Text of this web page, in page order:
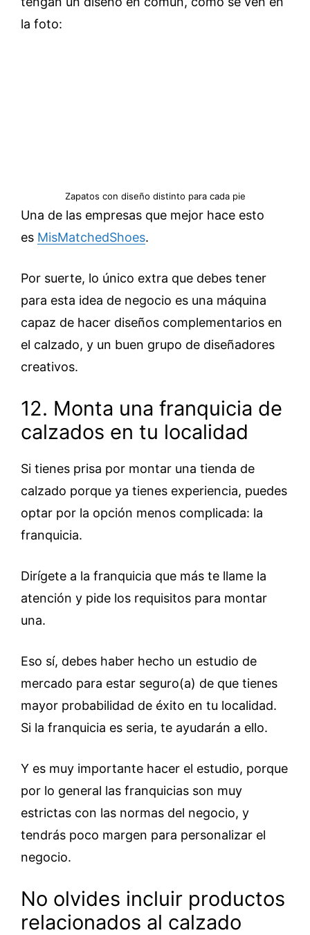
la foto:
Zapatos con diseño distinto para cada pie
Una de las empresas que mejor hace esto
es MisMatchedShoes.
Por suerte, lo único extra que debes tener
para esta idea de negocio es una máquina
capaz de hacer diseños complementarios en
el calzado, y un buen grupo de diseñadores
creativos.
12. Monta una franquicia de
calzados en tu localidad
Si tienes prisa por montar una tienda de
calzado porque ya tienes experiencia, puedes
optar por la opción menos complicada: la
franquicia.
Dirígete a la franquicia que más te llame la
atención y pide los requisitos para montar
una.
Eso sí, debes haber hecho un estudio de
mercado para estar seguro(a) de que tienes
mayor probabilidad de éxito en tu localidad.
Si la franquicia es seria, te ayudarán a ello.
Y es muy importante hacer el estudio, porque
por lo general las franquicias son muy
estrictas con las normas del negocio, y
tendrás poco margen para personalizar el
negocio.
No olvides incluir productos
relacionados al calzado